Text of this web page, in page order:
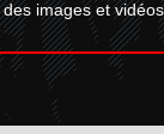
images et